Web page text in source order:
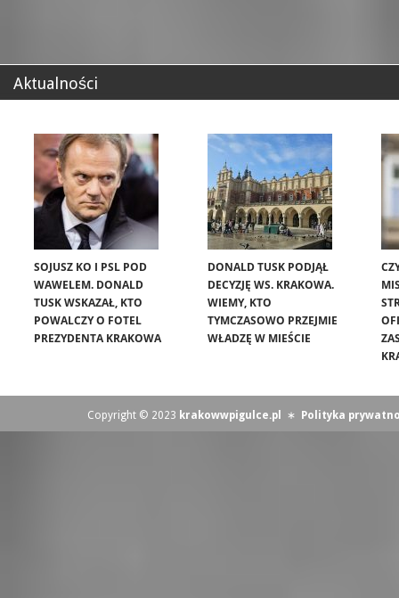
Aktualności
SOJUSZ KO I PSL POD
WAWELEM. DONALD
TUSK WSKAZAŁ, KTO
POWALCZY O FOTEL
PREZYDENTA KRAKOWA
DONALD TUSK PODJĄŁ
DECYZJĘ WS. KRAKOWA.
WIEMY, KTO
TYMCZASOWO PRZEJMIE
WŁADZĘ W MIEŚCIE
Copyright © 2023 krakowwpigulce.pl ∗ Polityka